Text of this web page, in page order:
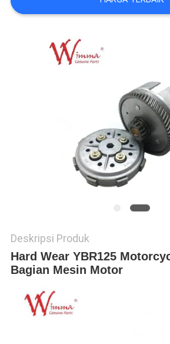
Deskripsi Produk
Hard Wear YBR125
Bagian Mesin Motor